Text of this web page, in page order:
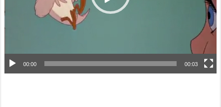
ー
00:00 00:03